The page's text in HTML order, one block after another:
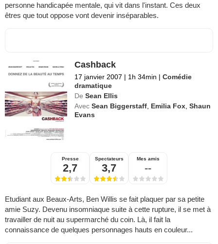
personne handicapée mentale, qui vit dans l'instant. Ces deux
êtres que tout oppose vont devenir inséparables.
Cashback
17 janvier 2007 | 1h 34min | Comédie
dramatique
De Sean Ellis
Avec Sean Biggerstaff Emilia Fox ,Shaun
Evans
Presse
2,7
Spectateurs
3,7
Mes amis
--
Etudiant aux Beaux-Arts, Ben Willis se fait plaquer par sa petite
amie Suzy. Devenu insomniaque suite à cette rupture, il se met à
travailler de nuit au supermarché du coin. Là, il fait la
connaissance de quelques personnages hauts en couleur...